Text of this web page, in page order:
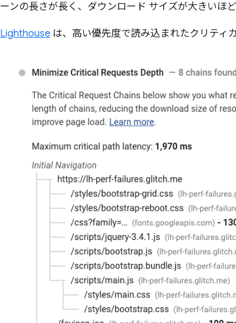
ーンの長さが長く、ダウンロード サイズが大きいほ
Lighthouse は、高い優先度で読み込まれたクリティ